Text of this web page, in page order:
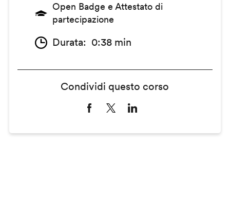
Open Badge e Attestato di
partecipazione
Durata 0:38 min
Condividi questo corso